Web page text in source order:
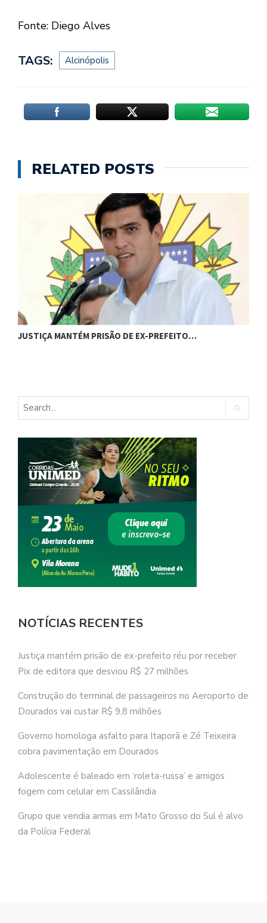
Fonte: Diego Alves
TAGS: Alcinópolis
RELATED POSTS
JUSTIÇA MANTÉM PRISÃO DE EX-PREFEITO…
NOTÍCIAS RECENTES
Justiça mantém prisão de ex-prefeito réu por receber
Pix de editora que desviou R$ 27 milhões
Construção do terminal de passageiros no Aeroporto de
Dourados vai custar R$ 9,8 milhões
Governo homologa asfalto para Itaporã e Zé Teixeira
cobra pavimentação em Dourados
Adolescente é baleado em ‘roleta-russa’ e amigos
fogem com celular em Cassilândia
Grupo que vendia armas em Mato Grosso do Sul é alvo
da Polícia Federal